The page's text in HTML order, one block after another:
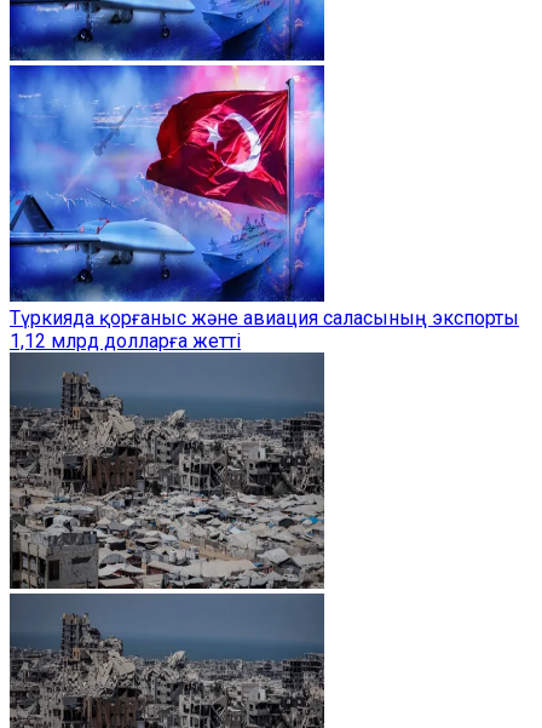
Түркияда қорғаныс және авиация саласының экспорты
1,12 млрд долларға жетті